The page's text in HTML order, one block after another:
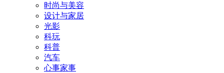
时尚与美容
设计与家居
光影
科玩
科普
汽车
心事家事